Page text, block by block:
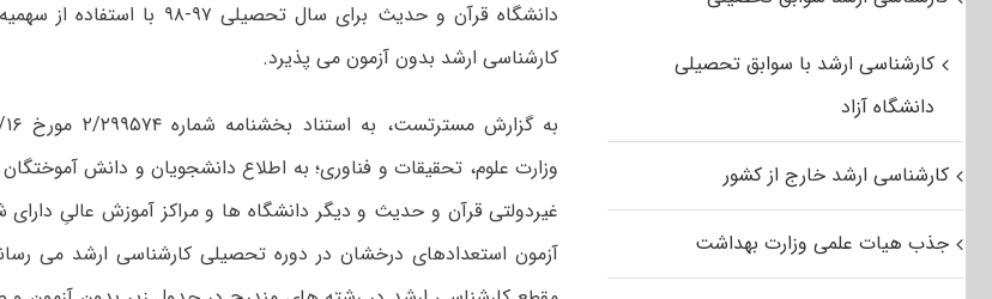
دانشگاه قرآن و حدیث برای سال
کارشناسی ارشد بدون آزمون می پذیرد.
وزارت علوم، تحقیقات و فناوری؛ به اطلاع دانشجویان و دانش
غیردولتی قرآن و حدیث و دیگر دانشگاه ها و مراکز آموزش عالیِ
آزمون استعدادهای درخشان در دوره تحصیلی کارشناسی ارشد می
کارشناسی ارشد با سوابق تحصیلی
دانشگاه آزاد
کارشناسی ارشد خارج از کشور
جذب هیات علمی وزارت بهداشت